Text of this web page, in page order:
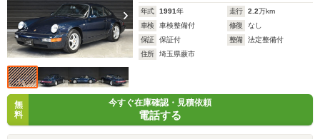
年式 1991年 走行 2.2万km
車検
車検整備付 修復
なし
保証
保証付 整備
法定整備付
住所
埼玉県蕨市
無
料
今すぐ在庫確認・見積依頼
電話する